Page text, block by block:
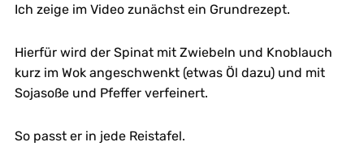
Ich zeige im Video zunächst ein Grundrezept.
Hierfür wird der Spinat mit Zwiebeln und Knoblauch
kurz im Wok angeschwenkt (etwas Öl dazu) und mit
Sojasoße und Pfeffer verfeinert.
So passt er in jede Reistafel.